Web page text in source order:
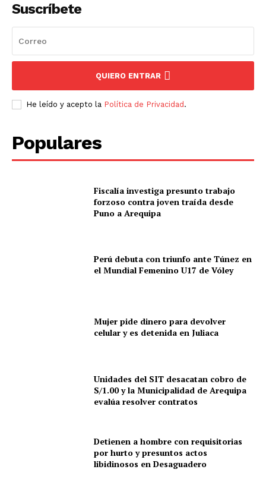
Suscríbete
QUIERO ENTRAR
He leído y acepto la Política de Privacidad .
Populares
Fiscalía investiga presunto trabajo
forzoso contra joven traída desde
Puno a Arequipa
Perú debuta con triunfo ante Túnez en
el Mundial Femenino U17 de Vóley
Mujer pide dinero para devolver
celular y es detenida en Juliaca
Unidades del SIT desacatan cobro de
S/1.00 y la Municipalidad de Arequipa
evalúa resolver contratos
Detienen a hombre con requisitorias
por hurto y presuntos actos
libidinosos en Desaguadero